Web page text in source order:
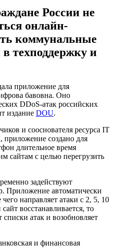
России не
онлайн-
коммунальные
в техподдержку и
приложение для
бавовна. Оно
DDoS-атак российских
издание DOU.
и сооснователя ресурса IT
создано для
длительное время
сайтам с целью перегрузить
задействуют
Приложение автоматически
направляет атаки с 2, 5, 10
восстанавливается, то
списки атак и возобновляет
и финансовая